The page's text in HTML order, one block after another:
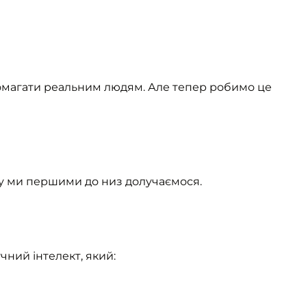
реальним людям. Але тепер робимо це
ми першими до низ долучаємося.
інтелект, який: